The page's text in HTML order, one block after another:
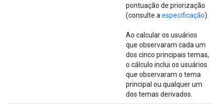
pontuação de priorização
(consulte a especificação).
Ao calcular os usuários
que observaram cada um
dos cinco principais temas,
o cálculo inclui os usuários
que observaram o tema
principal ou qualquer um
dos temas derivados.